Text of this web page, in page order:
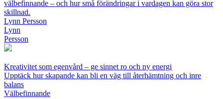
välbefinnande – och hur små förändringar i vardagen kan göra stor
skillnad.
Lynn Persson
Lynn
Persson
Kreativitet som egenvård – ge sinnet ro och ny energi
Upptäck hur skapande kan bli en väg till återhämtning och inre
balans
Välbefinnande